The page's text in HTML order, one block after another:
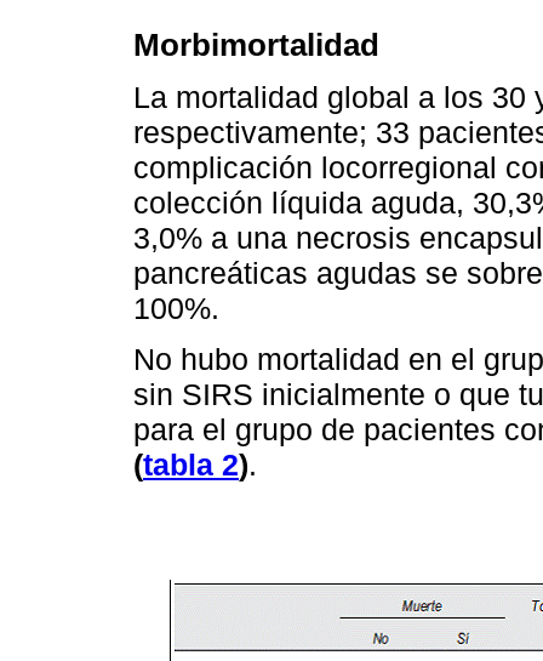
Morbimortalidad
La mortalidad global a los 30
respectivamente; 33
complicación locorregional
colección líquida aguda,
3,0% a una necrosis
pancreáticas agudas se
100%.
No hubo mortalidad en el
sin SIRS inicialmente o que
para el grupo de pacientes
(tabla 2).